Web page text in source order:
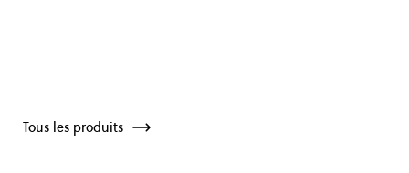
Tous les produits